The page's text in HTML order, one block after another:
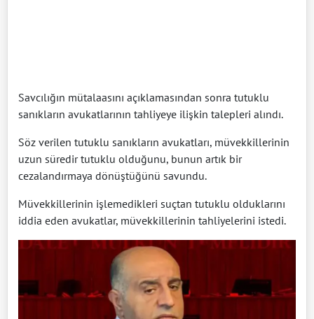
Savcılığın mütalaasını açıklamasından sonra tutuklu
sanıkların avukatlarının tahliyeye ilişkin talepleri alındı.
Söz verilen tutuklu sanıkların avukatları, müvekkillerinin
uzun süredir tutuklu olduğunu, bunun artık bir
cezalandırmaya dönüştüğünü savundu.
Müvekkillerinin işlemedikleri suçtan tutuklu olduklarını
iddia eden avukatlar, müvekkillerinin tahliyelerini istedi.